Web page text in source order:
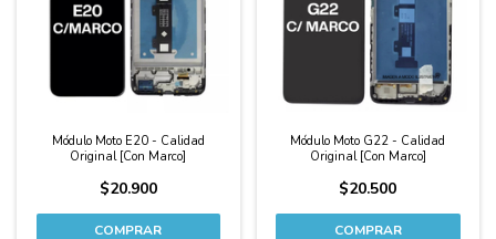
Módulo Moto E20 - Calidad
Original [Con Marco]
$20.900
Módulo Moto G22 - Calidad
Original [Con Marco]
$20.500